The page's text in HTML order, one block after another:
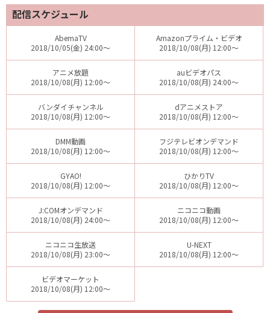
配信スケジュール
AbemaTV
2018/10/05(金) 24:00～
Amazonプライム・ビデオ
2018/10/08(月) 12:00～
アニメ放題
2018/10/08(月) 12:00～
auビデオパス
2018/10/08(月) 24:00～
バンダイチャンネル
2018/10/08(月) 12:00～
dアニメストア
2018/10/08(月) 12:00～
DMM動画
2018/10/08(月) 12:00～
フジテレビオンデマンド
2018/10/08(月) 12:00～
GYAO!
2018/10/08(月) 12:00～
ひかりTV
2018/10/08(月) 12:00～
J:COMオンデマンド
2018/10/08(月) 24:00～
ニコニコ動画
2018/10/08(月) 12:00～
ニコニコ生放送
2018/10/08(月) 23:00～
U-NEXT
2018/10/08(月) 12:00～
ビデオマーケット
2018/10/08(月) 12:00～